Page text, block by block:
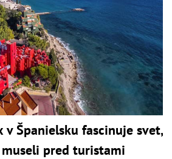
Španielsku fascinuje svet,
pred turistami